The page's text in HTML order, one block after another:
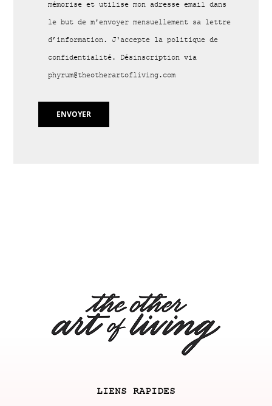
mémorise et utilise mon adresse email dans
le but de m'envoyer mensuellement sa lettre
d’information. J'accepte la politique de
confidentialité. Désinscription via
phyrum@theotherartofliving.com
LIENS RAPIDES